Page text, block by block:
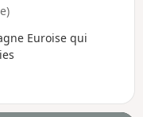
Euroise qui